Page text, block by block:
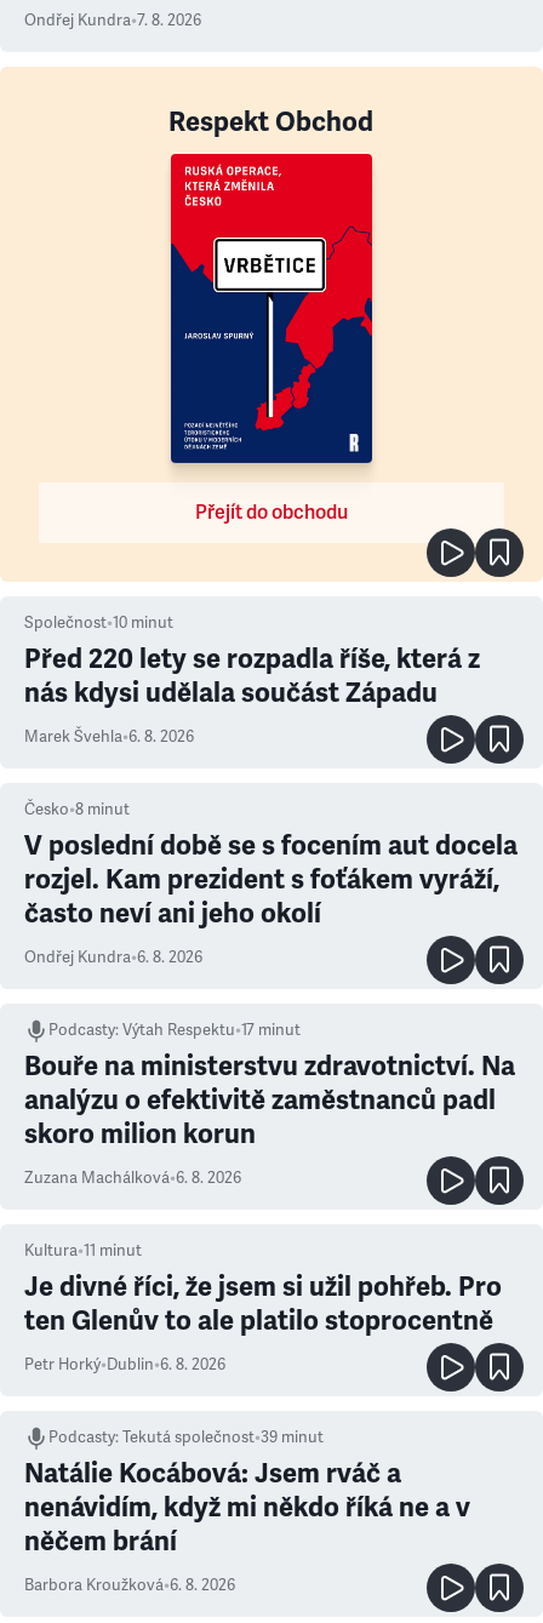
Ondřej Kundra•7. 8. 2026
Respekt Obchod
Přejít do obchodu
Společnost•10 minut
Před 220 lety se rozpadla říše, která z
nás kdysi udělala součást Západu
Marek Švehla•6. 8. 2026
Česko•8 minut
V poslední době se s focením aut docela
rozjel. Kam prezident s foťákem vyráží,
často neví ani jeho okolí
Ondřej Kundra•6. 8. 2026
Podcasty:Výtah Respektu•17 minut
Bouře na ministerstvu zdravotnictví. Na
analýzu o efektivitě zaměstnanců padl
skoro milion korun
Zuzana Machálková•6. 8. 2026
Kultura•11 minut
Je divné říci, že jsem si užil pohřeb. Pro
ten Glenův to ale platilo stoprocentně
Petr Horký•Dublin•6. 8. 2026
Podcasty:Tekutá společnost•39 minut
Natálie Kocábová: Jsem rváč a
nenávidím, když mi někdo říká ne a v
něčem brání
Barbora Kroužková•6. 8. 2026